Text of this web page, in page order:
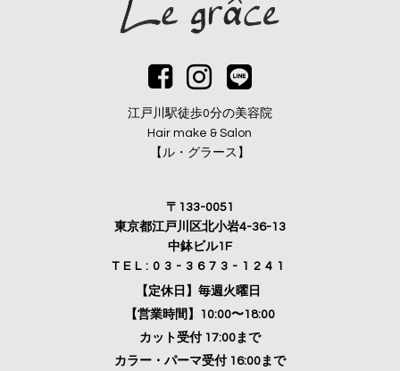
江戸川駅徒歩0分の美容院
Hair make & Salon
【ル・グラース】
〒133-0051
東京都江戸川区北小岩4-36-13
中鉢ビル1F
TEL:03-3673-1241
【定休日】毎週火曜日
【営業時間】10:00〜18:00
カット受付 17:00まで
カラー・パーマ受付 16:00まで